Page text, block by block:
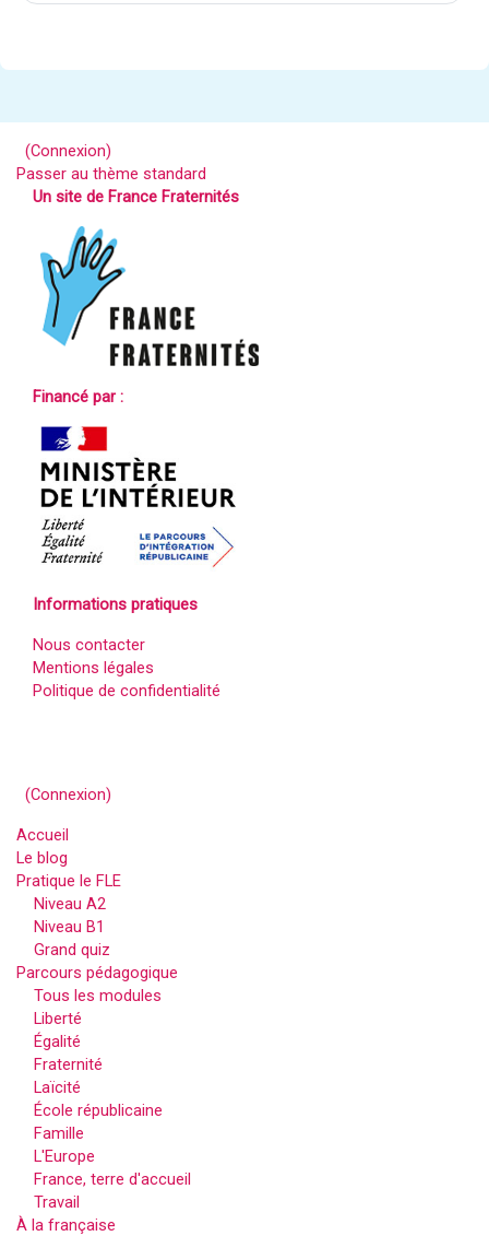
(Connexion)
Passer au thème standard
Un site de France Fraternités
Financé par :
Informations pratiques
Nous contacter
Mentions légales
Politique de confidentialité
(Connexion)
Accueil
Le blog
Pratique le FLE
Niveau A2
Niveau B1
Grand quiz
Parcours pédagogique
Tous les modules
Liberté
Égalité
Fraternité
Laïcité
École républicaine
Famille
L'Europe
France, terre d'accueil
Travail
À la française